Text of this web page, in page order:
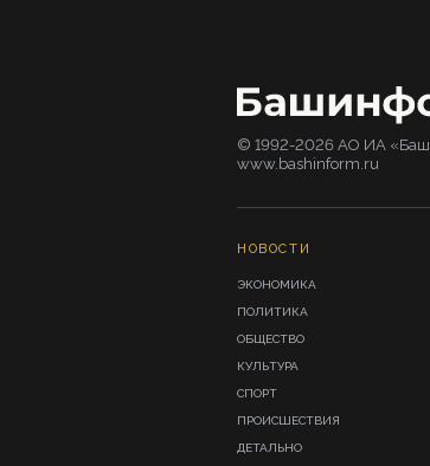
© 1992-2026 АО ИА
www.bashinform.ru
НОВОСТИ
ЭКОНОМИКА
ПОЛИТИКА
ОБЩЕСТВО
КУЛЬТУРА
СПОРТ
ПРОИСШЕСТВИЯ
ДЕТАЛЬНО